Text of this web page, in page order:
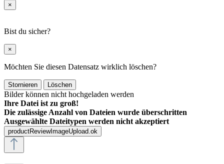
×
Bist du sicher?
×
Möchten Sie diesen Datensatz wirklich löschen?
Stornieren Löschen
Bilder können nicht hochgeladen werden
Ihre Datei ist zu groß!
Die zulässige Anzahl von Dateien wurde überschritten
Ausgewählte Dateitypen werden nicht akzeptiert
productReviewImageUpload.ok